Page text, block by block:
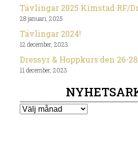
Tävlingar 2025 Kimstad RF/
28 januari, 2025
Tävlingar 2024!
12 december, 2023
Dressyr & Hoppkurs den 26-
11 december, 2023
Nyhetsarkiv